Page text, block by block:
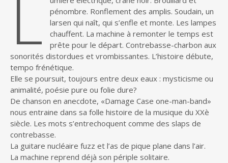
L
pénombre. Ronflement des amplis. Soudain, un
larsen qui naît, qui s’enfle et monte. Les lampes
chauffent. La machine à remonter le temps est
prête pour le départ. Contrebasse-charbon aux
sonorités distordues et vrombissantes. L’histoire débute,
tempo frénétique.
Elle se poursuit, toujours entre deux eaux : mysticisme ou
animalité, poésie pure ou folie dure?
De chanson en anecdote, «Damage Case one-man-band»
nous entraine dans sa folle histoire de la musique du XXè
siècle. Les mots s’entrechoquent comme des slaps de
contrebasse.
La guitare nucléaire fuzz et l’as de pique plane dans l’air.
La machine reprend déjà son périple solitaire.